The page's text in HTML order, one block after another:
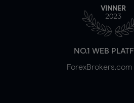
VINNER
2023
NO.1 WEB
ForexBrokers.com